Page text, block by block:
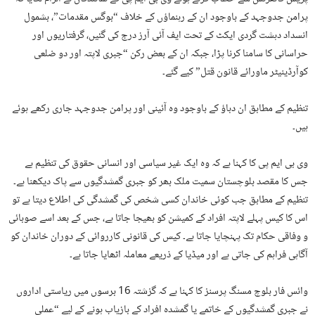
پرامن جدوجہد کے باوجود ان کے رہنماؤں کے خلاف “بوگس مقدمات”، بشمول
انسداد دہشت گردی ایکٹ کے تحت ایف آئی آرز درج کی گئیں، گرفتاریوں اور
حراسانی کا سامنا کرنا پڑا، جبکہ ان کے بعض رکن “جبری لاپتہ اور دو ضلعی
کوآرڈینیٹر ماورائے قانون قتل” کیے گئے۔
تنظیم کے مطابق ان دباؤ کے باوجود وہ آئینی اور پرامن جدوجہد جاری رکھے ہوئے
ہیں۔
وی بی ایم پی کا کہنا ہے کہ وہ ایک غیر سیاسی اور انسانی حقوق کی تنظیم ہے
جس کا مقصد بلوچستان سمیت ملک بھر کو جبری گمشدگیوں سے پاک دیکھنا ہے۔
تنظیم کے مطابق جب کوئی خاندان کسی شخص کی گمشدگی کی اطلاع دیتا ہے تو
اس کا کیس پہلے لاپتہ افراد کے کمیشن کو بھیجا جاتا ہے، جس کے بعد اسے صوبائی
و وفاقی حکام تک پہنچایا جاتا ہے۔ کیس کی قانونی کارروائی کے دوران خاندان کو
آگاہی فراہم کی جاتی ہے اور میڈیا کے ذریعے معاملہ اٹھایا جاتا ہے۔
وائس فار بلوچ مسنگ پرسنز کا کہنا ہے کہ گزشتہ 16 برسوں میں ریاستی اداروں
نے جبری گمشدگیوں کے خاتمے یا گمشدہ افراد کے بازیاب ہونے کے لیے “عملی